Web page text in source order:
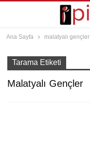
Ana Sayfa malatyalı gençler
Tarama Etiketi
Malatyalı Gençler